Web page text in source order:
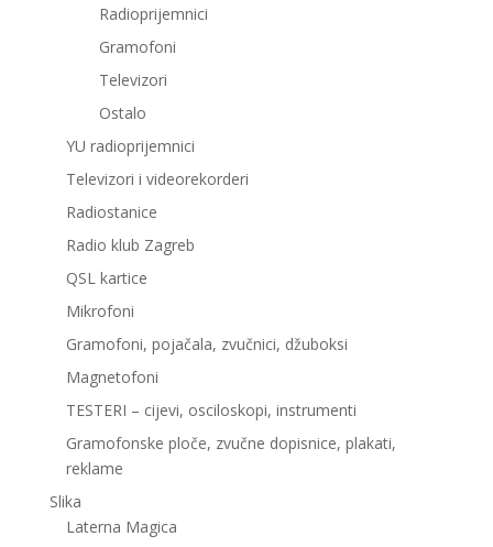
Radioprijemnici
Gramofoni
Televizori
Ostalo
YU radioprijemnici
Televizori i videorekorderi
Radiostanice
Radio klub Zagreb
QSL kartice
Mikrofoni
Gramofoni, pojačala, zvučnici, džuboksi
Magnetofoni
TESTERI – cijevi, osciloskopi, instrumenti
Gramofonske ploče, zvučne dopisnice, plakati,
reklame
Slika
Laterna Magica